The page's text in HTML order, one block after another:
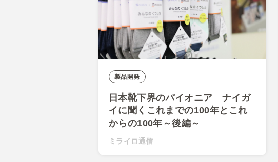
製品開発
日本靴下界のパイオニア ナイガ
イに聞くこれまでの100年とこれ
からの100年～後編～
ミライロ通信